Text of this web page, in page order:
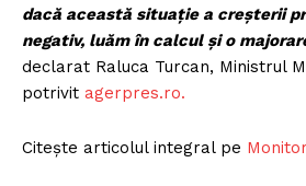
dacă această situaţie a creşterii
negativ, luăm în calcul şi o
declarat Raluca Turcan, Ministrul
potrivit agerpres.ro.
Citește articolul integral pe